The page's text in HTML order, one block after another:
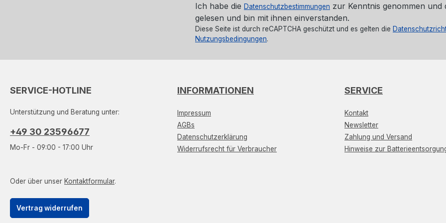
Ich habe die Datenschutzbestimmungen zur Kenntnis genommen und
gelesen und bin mit ihnen einverstanden.
Diese Seite ist durch reCAPTCHA geschützt und es gelten die
Nutzungsbedingungen.
SERVICE-HOTLINE
Unterstützung und Beratung unter:
+49 30 23596677
Mo-Fr - 09:00 - 17:00 Uhr
Oder über unser Kontaktformular.
Vertrag widerrufen
INFORMATIONEN
Impressum
AGBs
Datenschutzerklärung
Widerrufsrecht für Verbraucher
SERVICE
Kontakt
Newsletter
Zahlung und Versand
Hinweise zur